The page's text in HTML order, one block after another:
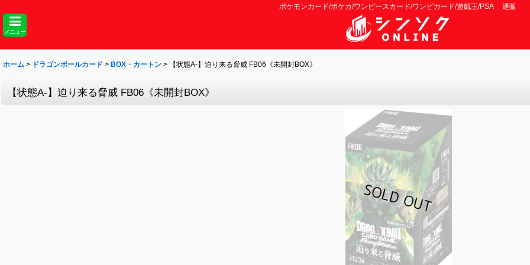
ポケモンカード/ポケカ/ワンピースカード/ワンピカード/遊戯王/PSA 通販
メニュー
ホーム > ドラゴンボールカード > BOX・カートン > 【状態A-】迫り来る脅威 FB06《未開封BOX》
【状態A-】迫り来る脅威 FB06《未開封BOX》